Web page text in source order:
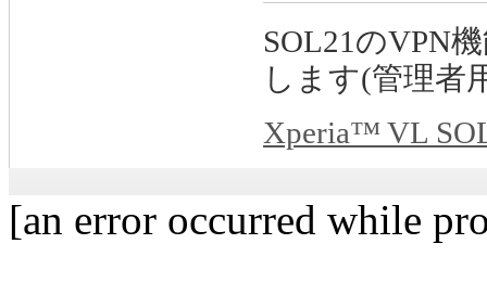
SOL21のVPN
します(管理者
Xperia™ VL
[an error occurred while